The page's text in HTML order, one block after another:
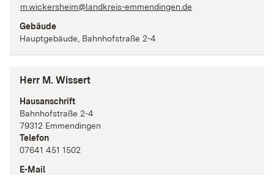
m.wickersheim@landkreis-emmendingen.de
Gebäude
Hauptgebäude, Bahnhofstraße 2-4
Herr M. Wissert
Hausanschrift
Bahnhofstraße 2-4
79312 Emmendingen
Telefon
07641 451 1502
E-Mail